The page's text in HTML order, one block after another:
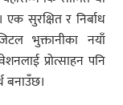
एक सुरक्षित र निर्बाध
भुक्तानीका नयाँ
प्रोत्साहन पनि
बनाउँछ।